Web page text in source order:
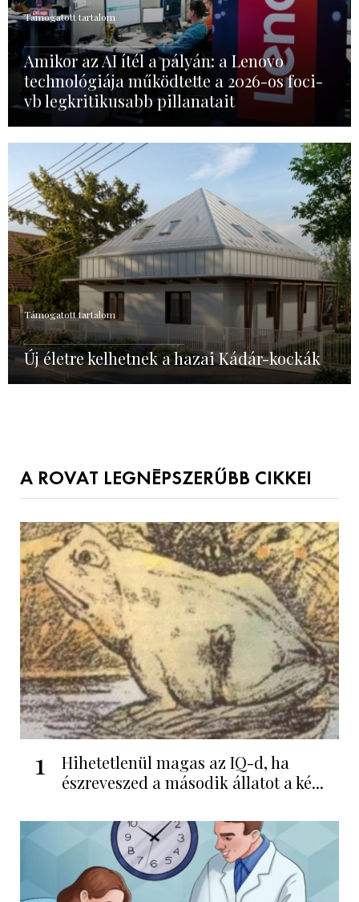
Támogatott tartalom
Amikor az AI ítél a pályán: a Lenovo
technológiája működtette a 2026-os foci-
vb legkritikusabb pillanatait
Támogatott tartalom
Új életre kelhetnek a hazai Kádár-kockák
A ROVAT LEGNÉPSZERŰBB CIKKEI
1
Hihetetlenül magas az IQ-d, ha
észreveszed a második állatot a ké...